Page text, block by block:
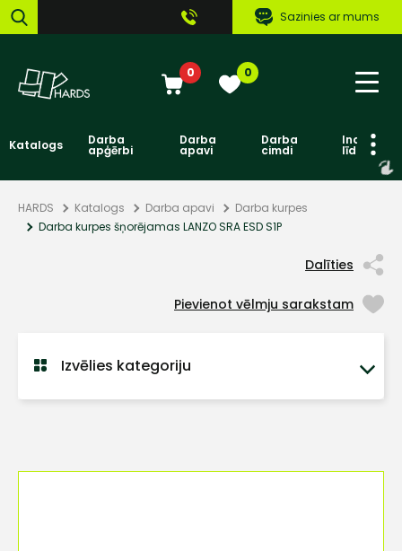
Sazinies ar mums
0 0
Katalogs Darba
apģērbi
Darba
apavi
Darba
cimdi līdzekļi
HARDS Katalogs Darba apavi
Darba kurpes
Darba kurpes šņorējamas LANZO SRA ESD S1P
Dalīties
Pievienot vēlmju sarakstam
Izvēlies kategoriju